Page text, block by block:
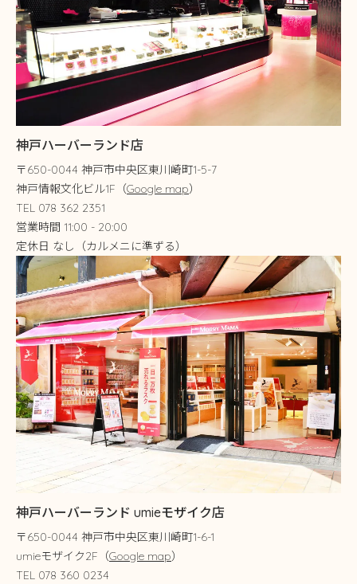
神戸ハーバーランド店
〒650-0044 神戸市中央区東川崎町1-5-7
神戸情報文化ビル1F（Google map）
TEL 078 362 2351
営業時間 11:00 - 20:00
定休日 なし（カルメニに準ずる）
神戸ハーバーランド umieモザイク店
〒650-0044 神戸市中央区東川崎町1-6-1
umieモザイク2F（Google map）
TEL 078 360 0234